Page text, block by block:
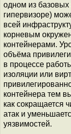
одном из
гипервизоре)
всей
корневым
контейнерами.
объёма
в процессе
изоляции или
контейнера тем
как сокращается
атак и
уязвимостей.